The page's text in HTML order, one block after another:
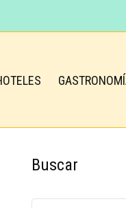
Buscar